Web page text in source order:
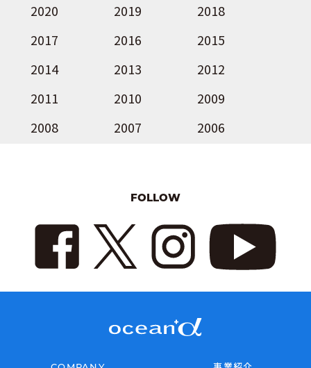
2020
2019
2018
2017
2016
2015
2014
2013
2012
2011
2010
2009
2008
2007 2006
FOLLOW